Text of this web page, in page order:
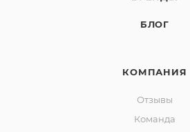
БЛОГ
КОМПАНИЯ
Отзывы
Команда